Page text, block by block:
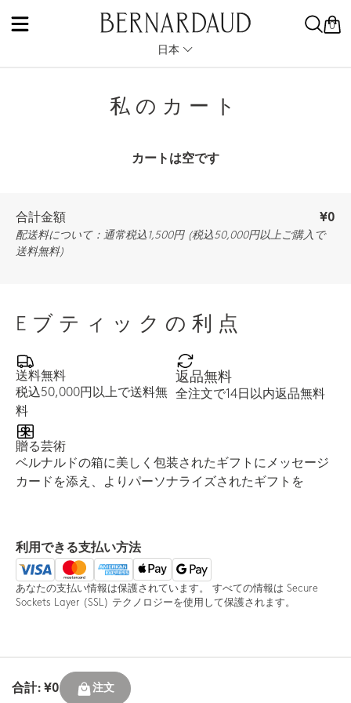
0
日本
私のカート
カートは空です
合計金額 ¥0
配送料について：通常税込1,500円 (税込50,000円以上ご購入で
送料無料)
Eブティックの利点
送料無料
税込50,000円以上で送料無
料
返品無料
全注文で14日以内返品無料
贈る芸術
ベルナルドの箱に美しく包装されたギフトにメッセージ
カードを添え、よりパーソナライズされたギフトを
利用できる支払い方法
あなたの支払い情報は保護されています。 すべての情報は Secure
Sockets Layer (SSL) テクノロジーを使用して保護されます。
合計: ¥0 注文